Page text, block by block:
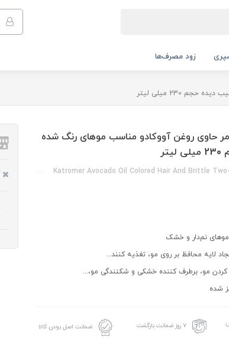
زود مصرف‌ها
230 میلی لیتر
حاوی روغن آووکادو مناسب موهای رنگ شده
Katromer Avocado Oil Colored Hair And Brittle
موهای نم‌دار و خشک
لایه محافظ بر روی مو، تغذیه کنند...
مو، برطرف کننده خشکی و شکنندگی مو،...
شده
۷ روز ضمانت بازگشت ضمانت اصل بودن کالا